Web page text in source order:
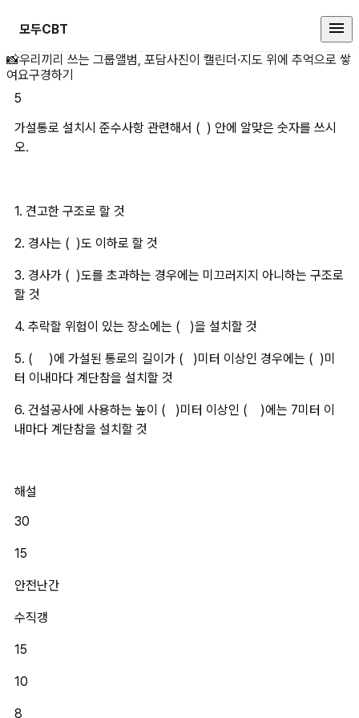
모두CBT
가설통로 설치시 준수사항 관련해
📸우리끼리 쓰는 그룹앨범, 포담사진이 캘린더·지도 위에 추억으로 쌓
여요구경하기
5
가설통로 설치시 준수사항 관련해서 (  ) 안에 알맞은 숫자를 쓰시
오.
1. 견고한 구조로 할 것
2. 경사는 (  )도 이하로 할 것
3. 경사가 (  )도를 초과하는 경우에는 미끄러지지 아니하는 구조로
할 것
4. 추락할 위험이 있는 장소에는 (   )을 설치할 것
5. (     )에 가설된 통로의 길이가 (   )미터 이상인 경우에는 (  )미
터 이내마다 계단참을 설치할 것
6. 건설공사에 사용하는 높이 (   )미터 이상인 (    )에는 7미터 이
내마다 계단참을 설치할 것
해설
30
15
안전난간
수직갱
15
10
8